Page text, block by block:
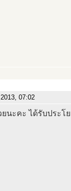
07:02
นะคะ ได้รับประโ